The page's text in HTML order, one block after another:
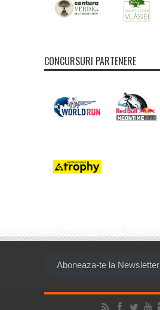
CONCURSURI PARTENERE
Aboneaza-te la Newsletter